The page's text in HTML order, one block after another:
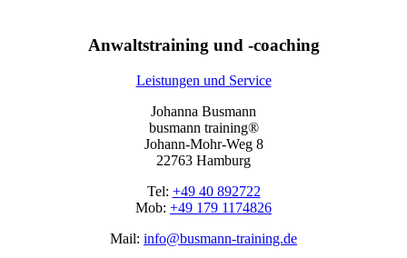
Anwaltstraining und -coaching
Leistungen und Service
Johanna Busmann
busmann training®
Johann-Mohr-Weg 8
22763 Hamburg
Tel: +49 40 892722
Mob: +49 179 1174826
Mail: info@busmann-training.de